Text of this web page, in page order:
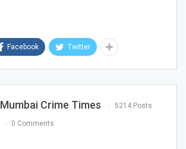
Facebook Twitter
Mumbai Crime Times 5214 Posts
0 Comments